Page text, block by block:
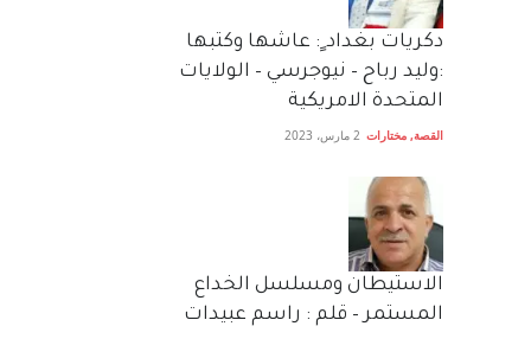
دكريات بغداد ٍ: عاشها وكتبها
:وليد رباح – نيوجرسي – الولايات
المتحدة الامريكية
القصة, مختارات 2 مارس، 2023
الاستيطان ومسلسل الخداع
المستمر – قلم : راسم عبيدات